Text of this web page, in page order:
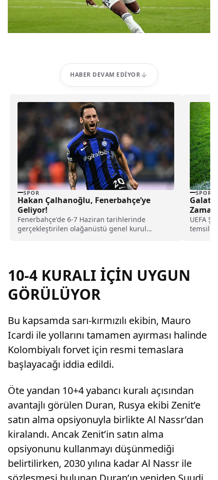
HABER DEVAM EDIYOR
SPOR
Hakan Çalhanoğlu, Fenerbahçe’ye
Geliyor!
Fenerbahçe'de 6-7 Haziran tarihlerinde
gerçekleştirilen olağanüstü genel kurul
SPOR
UEFA
10-4 KURALI İÇİN UYGUN
GÖRÜLÜYOR
Bu kapsamda sarı-kırmızılı ekibin, Mauro
Icardi ile yollarını tamamen ayırması halinde
Kolombiyalı forvet için resmi temaslara
başlayacağı iddia edildi.
Öte yandan 10+4 yabancı kuralı açısından
avantajlı görülen Duran, Rusya ekibi Zenit’e
satın alma opsiyonuyla birlikte Al Nassr’dan
kiralandı. Ancak Zenit’in satın alma
opsiyonunu kullanmayı düşünmediği
belirtilirken, 2030 yılına kadar Al Nassr ile